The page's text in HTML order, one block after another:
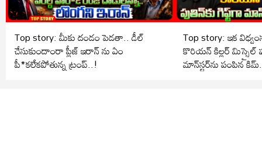
Top story: మీకు దండం పెడతా.. డీల్
చేసుకుందాంరా ప్లీజ్ ఇరాన్ ను ఏం
పీ*కలేకపోతున్న ట్రంప్..!
Top story: ఇక
కొరియన్ కిల్లర్ మిస్సైల్
మాన్‌స్టర్‌ను పంపిన